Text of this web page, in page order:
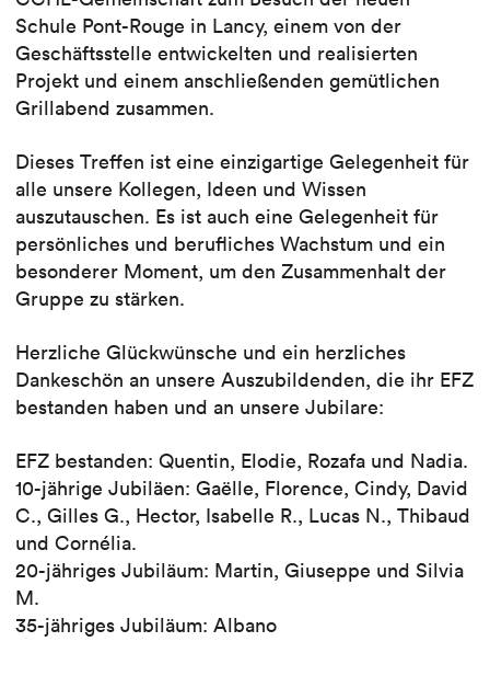
Schule Pont-Rouge in Lancy, einem von der
Geschäftsstelle entwickelten und realisierten
Projekt und einem anschließenden gemütlichen
Grillabend zusammen.
Dieses Treffen ist eine einzigartige Gelegenheit für
alle unsere Kollegen, Ideen und Wissen
auszutauschen. Es ist auch eine Gelegenheit für
persönliches und berufliches Wachstum und ein
besonderer Moment, um den Zusammenhalt der
Gruppe zu stärken.
Herzliche Glückwünsche und ein herzliches
Dankeschön an unsere Auszubildenden, die ihr EFZ
bestanden haben und an unsere Jubilare:
EFZ bestanden: Quentin, Elodie, Rozafa und Nadia.
10-jährige Jubiläen: Gaëlle, Florence, Cindy, David
C., Gilles G., Hector, Isabelle R., Lucas N., Thibaud
und Cornélia.
20-jähriges Jubiläum: Martin, Giuseppe und Silvia
M.
35-jähriges Jubiläum: Albano